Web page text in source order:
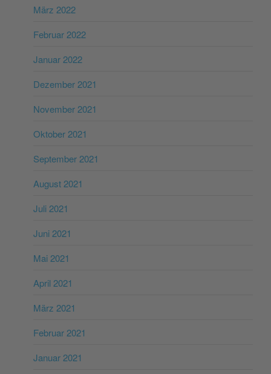
März 2022
Februar 2022
Januar 2022
Dezember 2021
November 2021
Oktober 2021
September 2021
August 2021
Juli 2021
Juni 2021
Mai 2021
April 2021
März 2021
Februar 2021
Januar 2021